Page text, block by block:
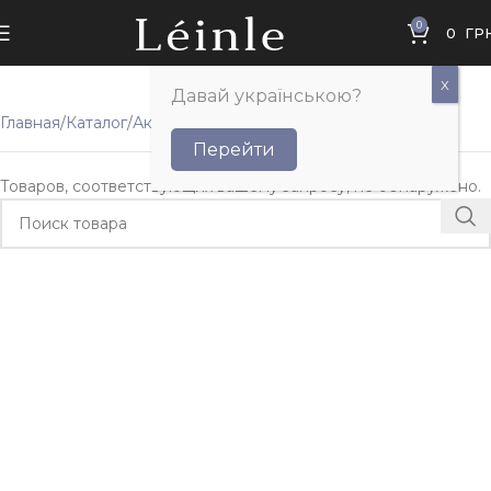
0 0
Главная Каталог Аксессуары
Товаров, соответствующих вашему запросу, не обнаружено.
Давай українською?
Перейти